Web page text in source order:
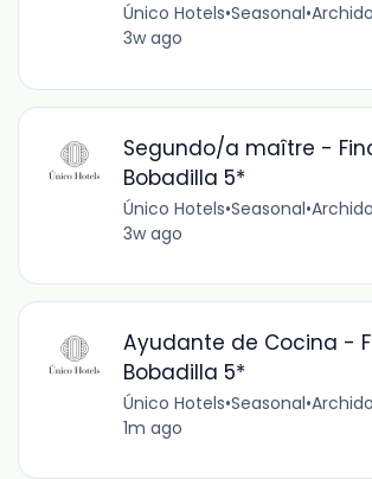
Único Hotels•Seasonal•
3w ago
Segundo/a maître -
Bobadilla 5*
Único Hotels•Seasonal•
3w ago
Ayudante de Cocina -
Bobadilla 5*
Único Hotels•Seasonal•
1m ago